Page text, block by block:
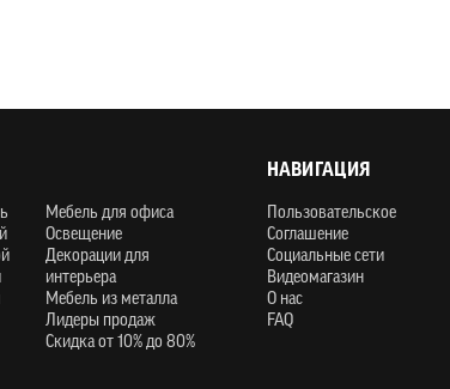
Мебель для офиса
Освещение
Декорации для
интерьера
Мебель из металла
Лидеры продаж
Скидка от 10% до 80%
НАВИГАЦИЯ
Пользовательское
Соглашение
Социальные сети
Видеомагазин
О нас
FAQ